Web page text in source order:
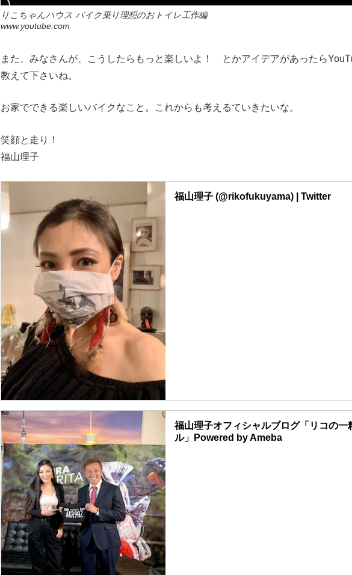
りこちゃんハウス バイク乗り理想のおトイレ工作編
www.youtube.com
また、みなさんが、こうしたらもっと楽しいよ！ とかアイデアがあったら
教えて下さいね。
お家でできる楽しいバイクなこと。これからも考えるていきたいな。
笑顔と走り！
福山理子
福山理子 (@rikofukuyama) | Twitter
福山理子オフィシャルブログ「リコの一
ル」Powered by Ameba